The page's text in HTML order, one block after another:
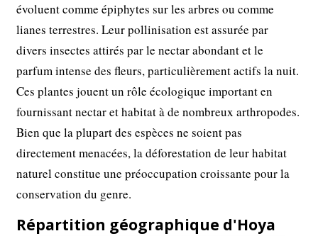
évoluent comme épiphytes sur les arbres ou comme
lianes terrestres. Leur pollinisation est assurée par
divers insectes attirés par le nectar abondant et le
parfum intense des fleurs, particulièrement actifs la nuit.
Ces plantes jouent un rôle écologique important en
fournissant nectar et habitat à de nombreux arthropodes.
Bien que la plupart des espèces ne soient pas
directement menacées, la déforestation de leur habitat
naturel constitue une préoccupation croissante pour la
conservation du genre.
Répartition géographique d'Hoya